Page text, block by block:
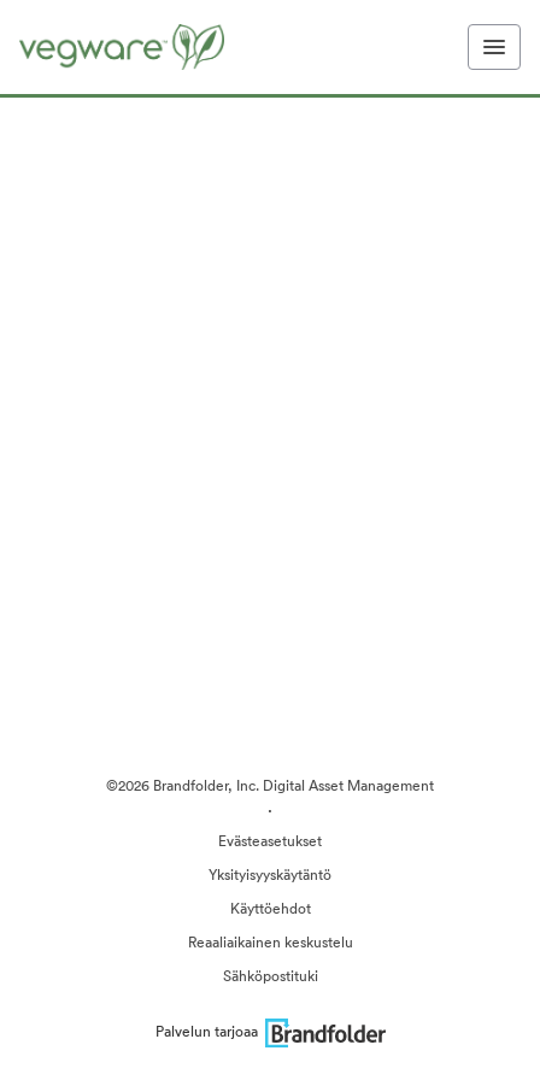
©2026 Brandfolder, Inc. Digital Asset Management
·
Evästeasetukset
Yksityisyyskäytäntö
Käyttöehdot
Reaaliaikainen keskustelu
Sähköpostituki
Palvelun tarjoaa